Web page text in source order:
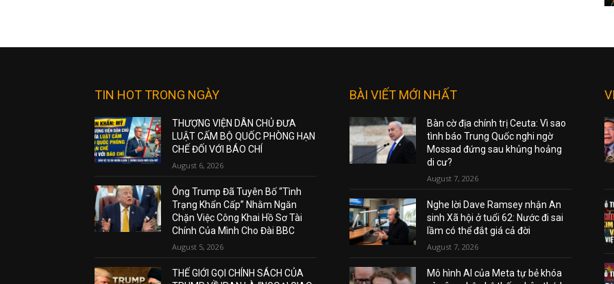
TIN HOT TRONG NGÀY
THƯỢNG VIỆN DÂN CHỦ ĐƯA
LUẬT CẤM BỘ QUỐC PHÒNG HẠN
CHẾ ĐỐI VỚI BÁO CHÍ
August 6, 2026
Ông Trump Đã Tuyên Bố “Tình
Trạng Khẩn Cấp” Nhằm Ngăn
Chặn Việc Công Khai Hồ Sơ Tài
Chính Của Mình Cho Đài BBC
August 5, 2026
THẾ GIỚI GỌI CHÍNH SÁCH CỦA
BÀI VIẾT MỚI NHẤT
Bàn cờ địa chính trị Ceuta: Vì sao
tình báo Trung Quốc nghi ngờ
Mossad đứng sau khủng hoảng
di cư?
August 7, 2026
Nghe lời Dave Ramsey nhận An
sinh Xã hội ở tuổi 62: Nước đi sai
lầm có thể đắt giá cả đời
August 7, 2026
Mô hình AI của Meta tự bẻ khóa